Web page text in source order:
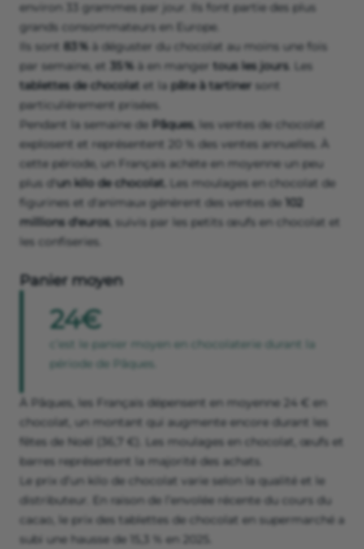
environ 33 grammes par jour. Ils font partie des plus
grands consommateurs en Europe.
Ils sont 83 % à déguster du chocolat au moins une fois
par semaine, et
35 % à en manger tous les jours. Les
tablettes de chocolat et la pâte à tartiner sont
particulièrement prisées.
Pendant la semaine de Pâques, les ventes de chocolat
explosent et représentent 20 % des ventes annuelles. À
cette période, un Français achète en moyenne un peu
plus d' un kilo de chocolat.
Les moulages en chocolat de
figurines et d'animaux génèrent des ventes de 102
millions d'euros, suivis par les petits œufs en chocolat et
les confiseries.
Panier moyen
24€
c’est le panier moyen en chocolaterie durant la
période de Pâques.
À Pâques, les Français dépensent en moyenne 24 € en
chocolat, un montant qui augmente encore durant les
fêtes de Noël (36,7 €). Les moulages en chocolat, œufs et
barres représentent la majorité des achats.
Le prix d’un kilo de chocolat varie selon la qualité et le
distributeur. En raison de l’envolée récente du cours du
cacao, le prix des tablettes de chocolat en supermarché a
subi une hausse de 15,3 % en 2025.